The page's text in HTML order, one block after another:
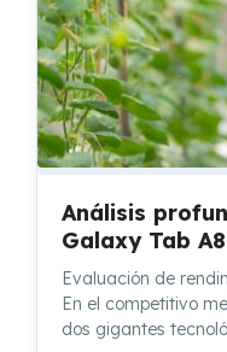
Análisis
Galaxy Tab A8
Evaluación de
En el competitivo
dos gigantes